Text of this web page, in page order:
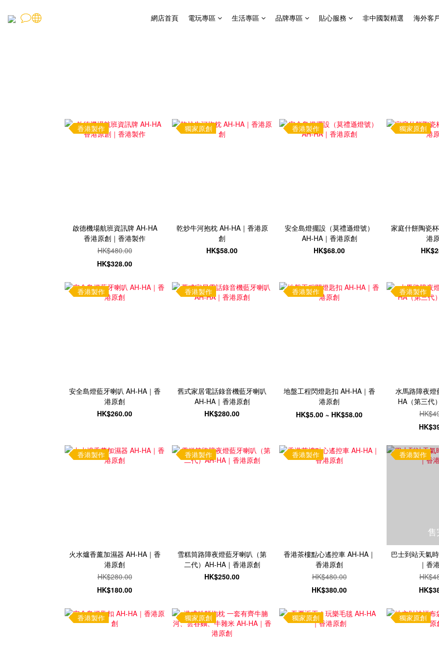
網店首頁 電玩專區 生活專區 品牌專區 貼心服務 非中國製精選 海外客
香港製作
啟德機場航班資訊牌 AH-HA
香港原創｜香港製作
HK$480.00
HK$328.00
獨家原創
乾炒牛河抱枕 AH-HA｜香港原
創
HK$58.00
香港製作
安全島燈擺設（莫禮遜燈號）
AH-HA｜香港原創
HK$68.00
獨家原創
家庭什餅陶瓷
港
香港製作
安全島燈藍牙喇叭 AH-HA｜香
港原創
HK$260.00
香港製作
舊式家居電話錄音機藍牙喇叭
AH-HA｜香港原創
HK$280.00
香港製作
地盤工程閃燈匙扣 AH-HA｜香
港原創
HK$5.00 ~ HK$58.00
香港製作
水馬路障夜
HA（第三代
香港製作
火水爐香薰加濕器 AH-HA｜香
港原創
HK$280.00
HK$180.00
香港製作
雪糕筒路障夜燈藍牙喇叭（第
二代）AH-HA｜香港原創
HK$250.00
香港製作
香港茶樓點心遙控車 AH-HA｜
香港原創
HK$480.00
HK$380.00
香港製作
巴士到站天氣
｜香
香港製作 獨家原創 獨家原創 獨家原創